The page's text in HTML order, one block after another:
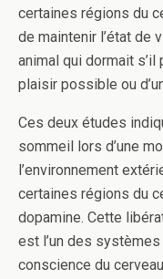
certaines régions du
de maintenir l’état de
animal qui dormait
plaisir possible ou
Ces deux études
sommeil lors d’une
l’environnement
certaines régions du
dopamine. Cette
est l’un des systèmes
conscience du